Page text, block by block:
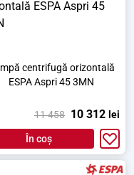
centrifugă orizontală
ESPA Aspri 45 3MN
11 458 10 312 lei
În coș